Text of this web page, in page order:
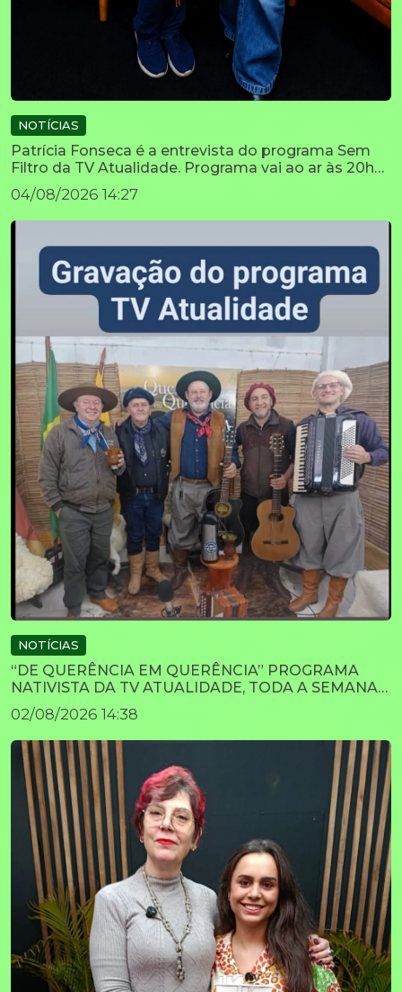
NOTÍCIAS
Patrícia Fonseca é a entrevista do programa Sem
Filtro da TV Atualidade. Programa vai ao ar às 20h
de hoje, terça-feira
04/08/2026 14:27
NOTÍCIAS
“DE QUERÊNCIA EM QUERÊNCIA” PROGRAMA
NATIVISTA DA TV ATUALIDADE, TODA A SEMANA
TEM UMA ATRAÇÃO.
02/08/2026 14:38